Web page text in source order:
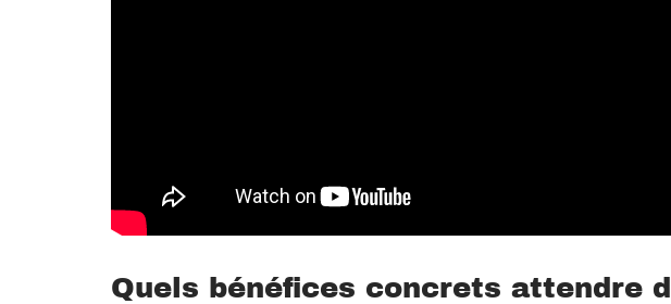
Quels bénéfices concrets attendre